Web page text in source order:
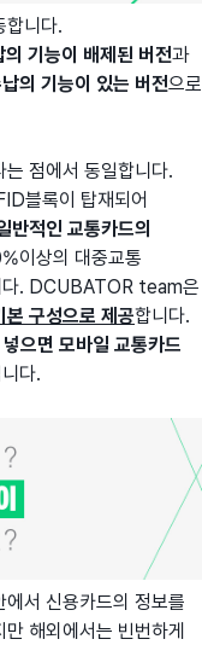
합니다.
의 기능이 배제된 버전과
의 기능이 있는 버전으로
점에서 동일합니다.
블록이 탑재되어
반적인 교통카드의
이상의 대중교통
다. DCUBATOR team은
구성으로 제공합니다.
으면 모바일 교통카드
다.
서 신용카드의 정보를
해외에서는 빈번하게